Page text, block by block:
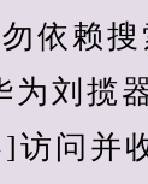
依赖搜
为刘揽
访问并